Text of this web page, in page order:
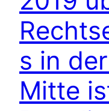
s in
Mitte